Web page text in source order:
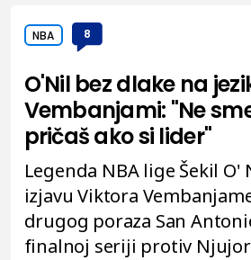
NBA 8
O'Nil bez dlake na
Vembanjami: "Ne
pričaš ako si lider"
Legenda NBA lige Šekil
izjavu Viktora
drugog poraza San
finalnoj seriji protiv